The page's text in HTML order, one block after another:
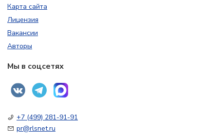
Карта сайта
Лицензия
Вакансии
Авторы
Мы в соцсетях
+7 (499) 281-91-91
pr@rlsnet.ru